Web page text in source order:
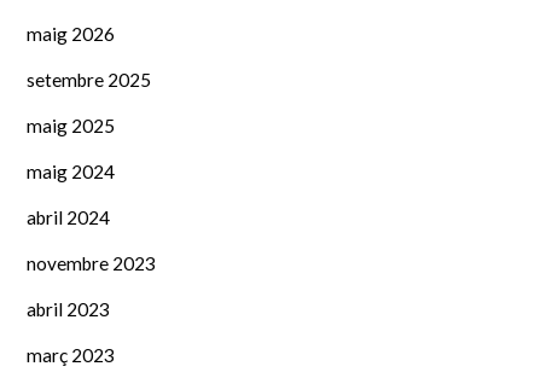
maig 2026
setembre 2025
maig 2025
maig 2024
abril 2024
novembre 2023
abril 2023
març 2023